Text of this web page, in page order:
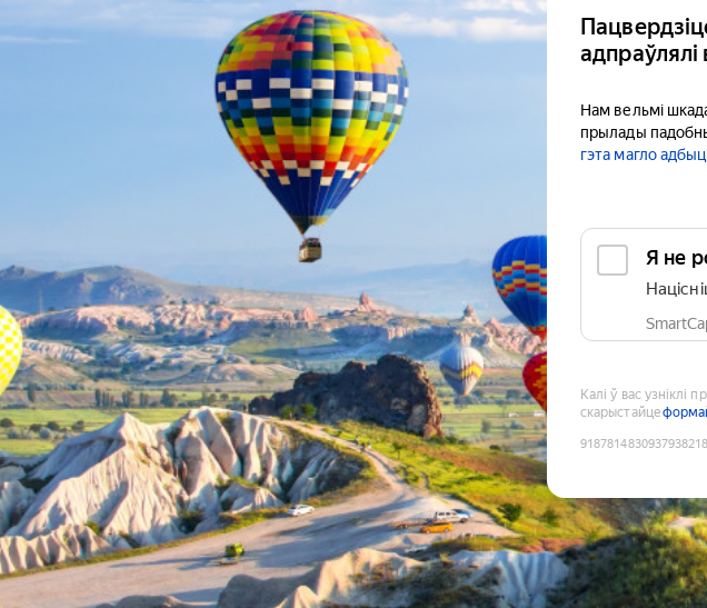
Нам вельмі
прылады
гэта магло
Я не
Калі ў вас узніклі
скарыстайце
9187814830937938218